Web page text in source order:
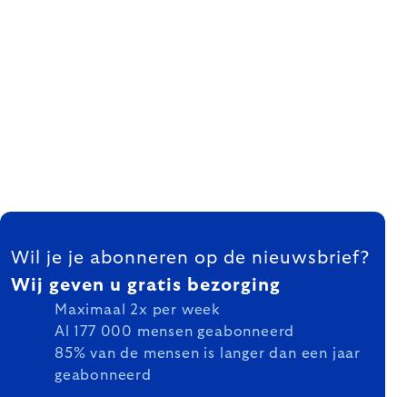
FOOTER
Wil je je abonneren op de nieuwsbrief?
Wij geven u gratis bezorging
Maximaal 2x per week
Al 177 000 mensen geabonneerd
85% van de mensen is langer dan een jaar
geabonneerd